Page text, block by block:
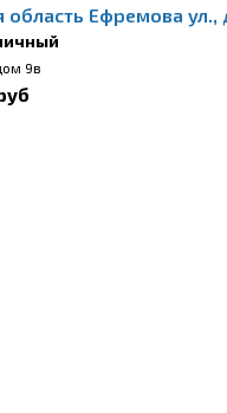
область Ефремова ул.,
9в